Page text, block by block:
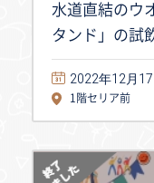
水道直結のウ
タンド」の試
2022年12月
1階セリア前